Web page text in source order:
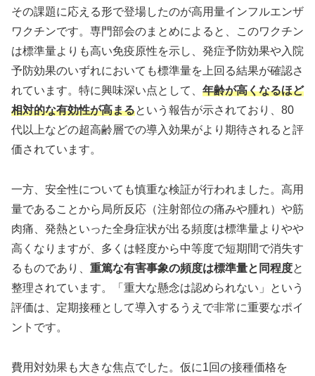
その課題に応える形で登場したのが高用量インフルエンザ
ワクチンです。専門部会のまとめによると、このワクチン
は標準量よりも高い免疫原性を示し、発症予防効果や入院
予防効果のいずれにおいても標準量を上回る結果が確認さ
れています。特に興味深い点として、 年齢が高くなるほど
相対的な有効性が高まるという報告が示されており、80
代以上などの超高齢層での導入効果がより期待されると評
価されています。
一方、安全性についても慎重な検証が行われました。高用
量であることから局所反応（注射部位の痛みや腫れ）や筋
肉痛、発熱といった全身症状が出る頻度は標準量よりやや
高くなりますが、多くは軽度から中等度で短期間で消失す
るものであり、 重篤な有害事象の頻度は標準量と同程度と
整理されています。「重大な懸念は認められない」という
評価は、定期接種として導入するうえで非常に重要なポイ
ントです。
費用対効果も大きな焦点でした。仮に1回の接種価格を